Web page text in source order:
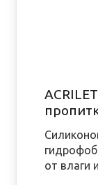
от влаги